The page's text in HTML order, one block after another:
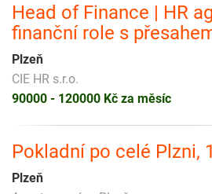
Head of Finance | HR
finanční role s
Plzeň
CIE HR s.r.o.
90000 - 120000 Kč za měsíc
Pokladní po celé Plzni,
Plzeň